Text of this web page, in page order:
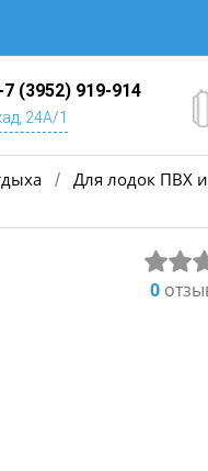
(3952) 919-914
24А/1
/ Для лодок ПВХ и
0